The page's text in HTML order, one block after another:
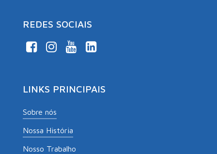
REDES SOCIAIS
LINKS PRINCIPAIS
Sobre nós
Nossa História
Nosso Trabalho